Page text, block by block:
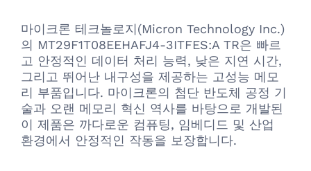
마이크론 테크놀로지(Micron Technology Inc.)
의 MT29F1T08EEHAFJ4-3ITFES:A TR은 빠르
고 안정적인 데이터 처리 능력, 낮은 지연 시간,
그리고 뛰어난 내구성을 제공하는 고성능 메모
리 부품입니다. 마이크론의 첨단 반도체 공정 기
술과 오랜 메모리 혁신 역사를 바탕으로 개발된
이 제품은 까다로운 컴퓨팅, 임베디드 및 산업
환경에서 안정적인 작동을 보장합니다.